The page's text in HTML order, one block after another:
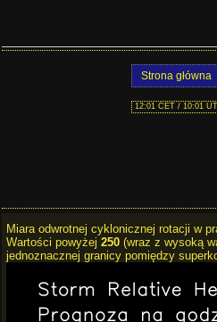
Strona główna
12:01 CET / 10:01
Miara odwrotnej cyklonicznej rotacji w
Wartości powyżej 250 (wraz z wysoką
jednoznacznej granicy pomiędzy